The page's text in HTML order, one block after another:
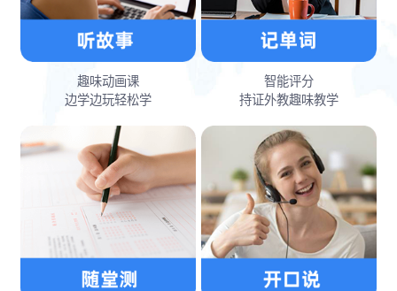
趣味动画课
边学边玩轻松学
智能评分
持证外教趣味教学